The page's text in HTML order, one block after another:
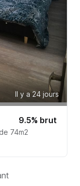
Il y a 24 jours
9.5% brut
74m2